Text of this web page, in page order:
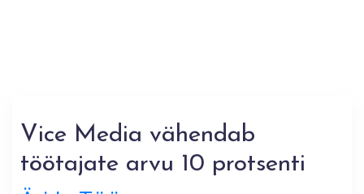
Vice Media vähendab
töötajate arvu 10 protsenti